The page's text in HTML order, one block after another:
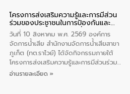
ความรู้แก่อาสาสมัครท้องถิ่นรักษ์โลก อาสา
สมัครสาธารณสุขประจำหมู่บ้าน และ
ประชาชนผู้ที่สนใจเข้าร่วม จำนวน 80 คน
เพื่อส่งเสริมความรู้ด้านการจัดการน้ำเสีย
การบำบัดน้ำเสียเบื้องต้นในครัวเรือน และ
สร้างจิตสำนึกในการอนุรักษ์สิ่งแวดล้อม ใน
การนี้ นายเทมส์ ไกรทัศน์ นายกเทศมนตรี
โครงการส่งเสริมความรู้และการมีส่วน
ร่วมของประชาชนในการป้องกันและ
แก้ไขปัญหาน้ำเสียอย่างยั่งยืน
วันที่ 10 สิงหาคม พ.ศ. 2569 องค์การ
จัดการน้ำเสีย สำนักงานจัดการน้ำเสียสาขา
ภูเก็ต (ทต.ราไวย์) ได้จัดกิจกรรมภายใต้
โครงการส่งเสริมความรู้และการมีส่วนร่วม
ของประชาชนในการป้องกันและแก้ไขปัญหา
อ่านรายละเอียด »